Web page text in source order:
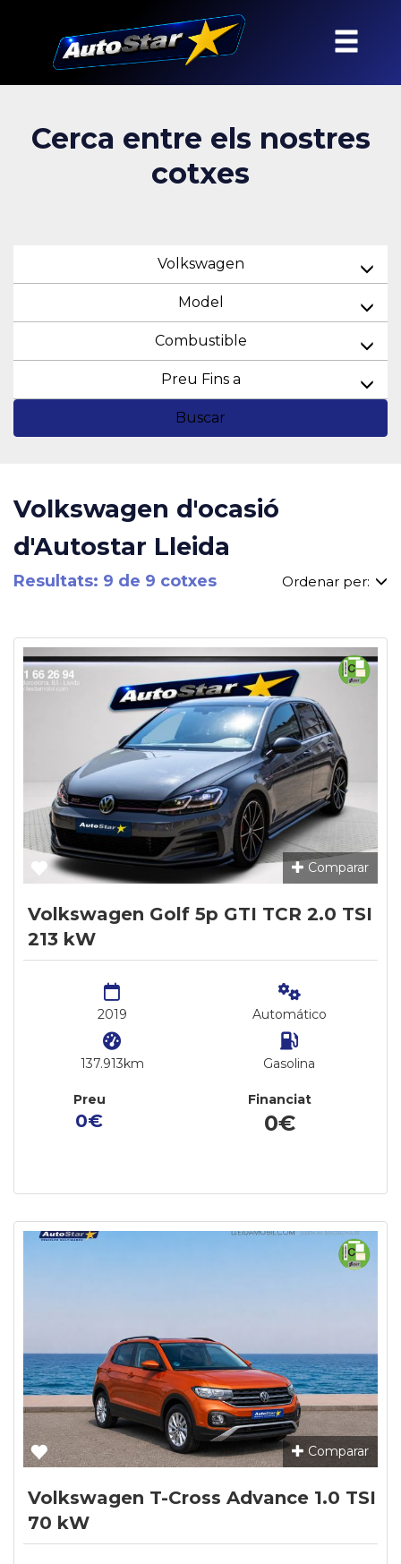
Cerca entre els nostres
cotxes
Volkswagen
Model
Combustible
Preu Fins a
Buscar
Volkswagen d'ocasió
d'Autostar Lleida
Resultats: 9 de 9 cotxes Ordenar per:
Comparar
Volkswagen Golf 5p GTI TCR 2.0 TSI
213 kW
2019
137.913km
Automático
Gasolina
Preu
0€
Financiat
0€
Comparar
Volkswagen T-Cross Advance 1.0 TSI
70 kW